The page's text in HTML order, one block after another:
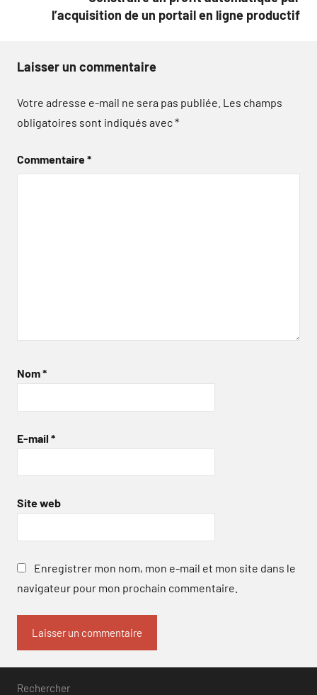
l’acquisition de un portail en ligne productif
Laisser un commentaire
Votre adresse e-mail ne sera pas publiée. Les champs
obligatoires sont indiqués avec*
Commentaire*
Nom*
E-mail *
Site web
Enregistrer mon nom, mon e-mail et mon site dans le
navigateur pour mon prochain commentaire.
Rechercher